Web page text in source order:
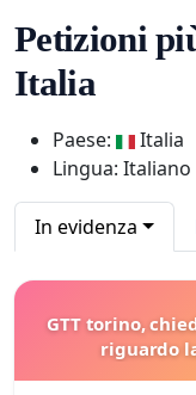
Petizioni
Italia
Paese:
Italia
Lingua: Italiano
In evidenza
GTT torino,